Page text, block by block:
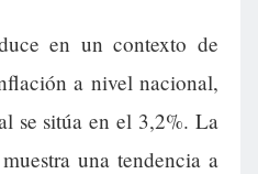
en un contexto de
a nivel nacional,
se sitúa en el 3,2%. La
una tendencia a